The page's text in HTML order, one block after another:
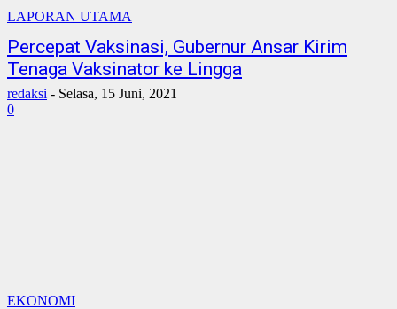
LAPORAN UTAMA
Percepat Vaksinasi, Gubernur Ansar Kirim
Tenaga Vaksinator ke Lingga
redaksi - Selasa, 15 Juni, 2021
0
EKONOMI